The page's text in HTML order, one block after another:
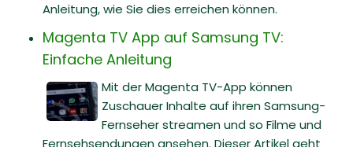
Anleitung, wie Sie dies erreichen können.
Magenta TV App auf Samsung TV:
Einfache Anleitung
Mit der Magenta TV-App können
Zuschauer Inhalte auf ihren Samsung-
Fernseher streamen und so Filme und
Fernsehsendungen ansehen. Dieser Artikel geht